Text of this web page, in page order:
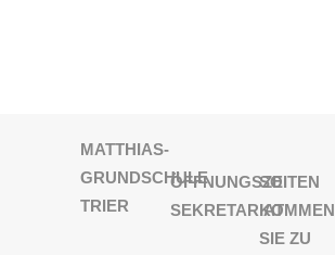
MATTHIAS-
GRUNDSCHULE
TRIER
ÖFFNUNGSZEITEN
SEKRETARIAT
SO
KOMMEN
SIE ZU